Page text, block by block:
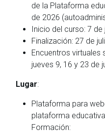
de la Plataforma
de 2026
Inicio del curso: 7
Finalización: 27 de
Encuentros
jueves 9, 16 y 23 de
Lugar:
Plataforma para
plataforma
Formación: